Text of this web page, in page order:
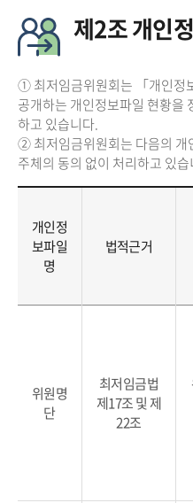
제2조 개인
① 최저임금위원회는 「개인정
공개하는 개인정보파일 현황을
하고 있습니다.
② 최저임금위원회는 다음의 개
주체의 동의 없이 처리하고 있
개인정
보파일
명
법적근거
위원명
단
최저임금법
제17조 및 제
22조